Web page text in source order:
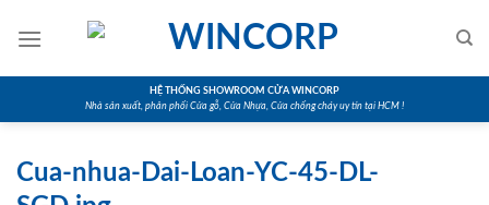
HỆ THỐNG SHOWROOM CỬA WINCORP
Nhà sản xuất, phân phối Cửa gỗ, Cửa Nhựa, Cửa chống cháy uy tín tại HCM !
Cua-nhua-Dai-Loan-YC-45-DL-